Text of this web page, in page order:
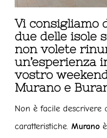
Vi consigliamo
due delle isole
non volete
un’esperienza
vostro
Murano e
Non è facile descrivere
caratteristiche. Murano